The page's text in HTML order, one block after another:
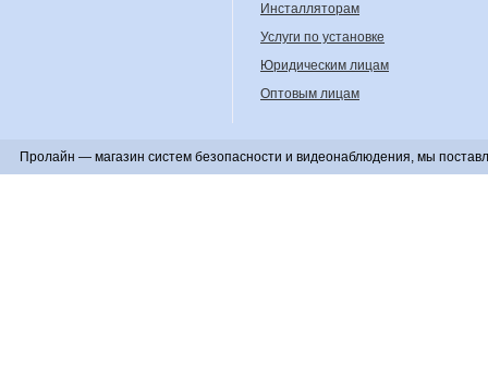
Инсталляторам
Услуги по установке
Юридическим лицам
Оптовым лицам
Пролайн — магазин систем безопасности и видеонаблюдения, мы